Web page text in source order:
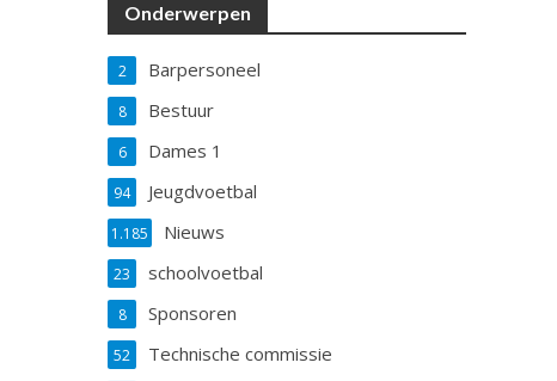
Onderwerpen
Barpersoneel
2
Bestuur
8
Dames 1
6
Jeugdvoetbal
94
Nieuws
1.185
schoolvoetbal
23
Sponsoren
8
Technische commissie
52